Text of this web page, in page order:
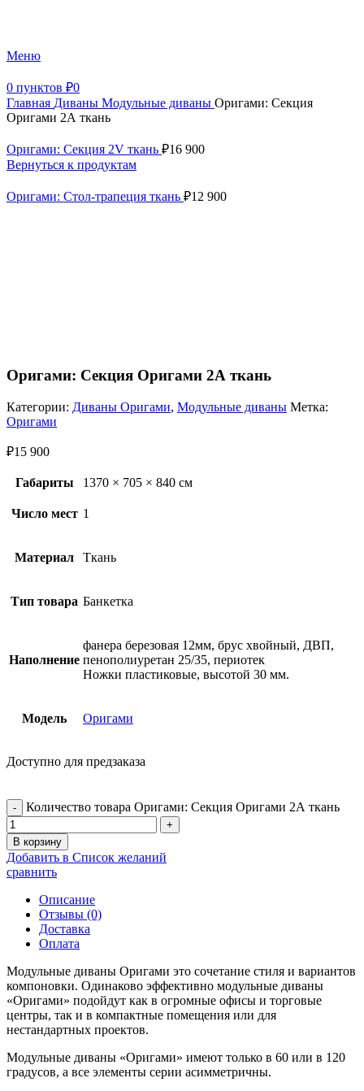
Меню
0 пунктов ₽0
Главная Диваны Модульные диваны Оригами: Секция
Оригами 2А ткань
Оригами: Секция 2V ткань ₽16 900
Вернуться к продуктам
Оригами: Стол-трапеция ткань ₽12 900
Оригами: Секция Оригами 2А ткань
Категории: Диваны Оригами, Модульные диваны Метка:
Оригами
₽15 900
Габариты 1370 × 705 × 840 см
Число мест 1
Материал Ткань
Тип товара Банкетка
Наполнение
фанера березовая 12мм, брус хвойный, ДВП,
пенополиуретан 25/35, периотек
Ножки пластиковые, высотой 30 мм.
Модель Оригами
Доступно для предзаказа
Количество товара Оригами: Секция Оригами 2А ткань
В корзину
Добавить в Список желаний
сравнить
Описание
Отзывы (0)
Доставка
Оплата
Модульные диваны Оригами это сочетание стиля и вариантов
компоновки. Одинаково эффективно модульные диваны
«Оригами» подойдут как в огромные офисы и торговые
центры, так и в компактные помещения или для
нестандартных проектов.
Модульные диваны «Оригами» имеют только в 60 или в 120
градусов, а все элементы серии асимметричны.